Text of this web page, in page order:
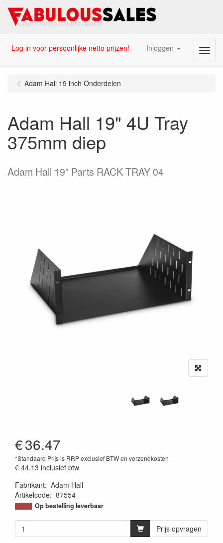
Log in voor persoonlijke netto prijzen! Inloggen Menu
Adam Hall 19 inch Onderdelen
Adam Hall 19" 4U Tray
375mm diep
Adam Hall 19" Parts RACK TRAY 04
€36.47
*Standaard Prijs is RRP exclusief BTW en verzendkosten
€ 44.13 inclusief btw
Fabrikant: Adam Hall
Artikelcode: 87554
Op bestelling leverbaar
Prijs opvragen